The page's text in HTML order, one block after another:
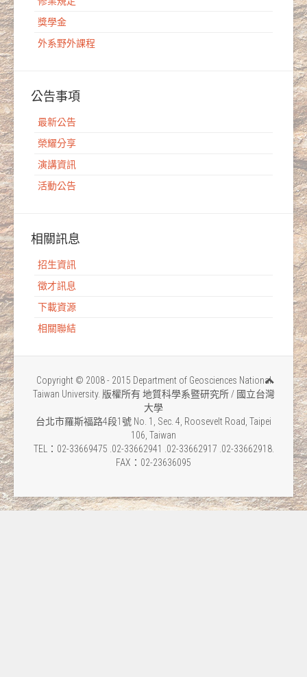
獎學金
外系野外課程
公告事項
最新公告
榮耀分享
演講資訊
活動公告
相關訊息
招生資訊
徵才訊息
下載資源
相關聯結
Copyright © 2008 - 2015 Department of Geosciences National
Taiwan University. 版權所有 地質科學系暨研究所 / 國立台灣
大學
台北市羅斯福路4段1號 No. 1, Sec. 4, Roosevelt Road, Taipei
106, Taiwan
TEL：02-33669475 .02-33662941 .02-33662917 .02-33662918.
FAX：02-23636095